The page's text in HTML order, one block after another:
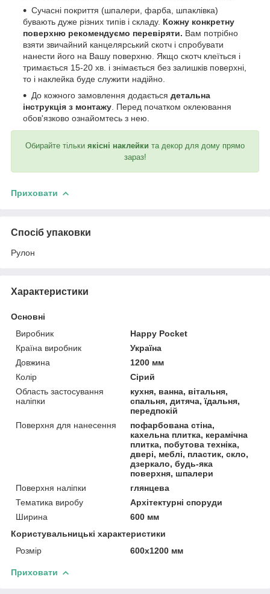
Сучасні покриття (шпалери, фарба, шпаклівка)
бувають дуже різних типів і складу. Кожну конкретну
поверхню рекомендуємо перевіряти. Вам потрібно
взяти звичайний канцелярський скотч і спробувати
нанести його на Вашу поверхню. Якщо скотч клеїться і
тримається 15-20 хв. і знімається без залишків поверхні,
то і наклейка буде служити надійно.
До кожного замовлення додається детальна
інструкція з монтажу . Перед початком оклеювання
обов'язково ознайомтесь з нею.
Обирайте тільки якісні наклейки та декор для дому прямо
зараз!
Приховати
Спосіб упаковки
Рулон
Характеристики
Основні
Виробник
Happy Pocket
Країна виробник
Україна
Довжина
1200 мм
Колір
Сірий
Область застосування
наліпки
кухня, ванна, вітальня,
спальня, дитяча, їдальня,
передпокій
Поверхня для нанесення
пофарбована стіна,
кахельна плитка, керамічна
плитка, побутова техніка,
двері, меблі, пластик, скло,
дзеркало, будь-яка
поверхня, шпалери
Поверхня наліпки
глянцева
Тематика виробу
Архітектурні споруди
Ширина
600 мм
Користувальницькі характеристики
Розмір
600х1200 мм
Приховати